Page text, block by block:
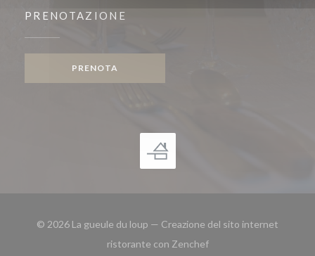
PRENOTAZIONE
PRENOTA
© 2026 La gueule du loup — Creazione del sito internet
ristorante con Zenchef((apre una nuova